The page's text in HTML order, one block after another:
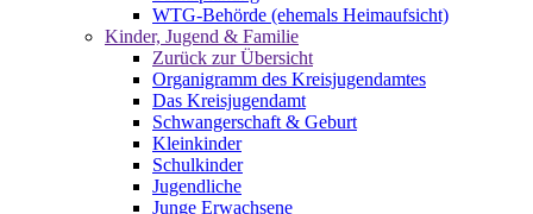
WTG-Behörde (ehemals Heimaufsicht)
Kinder, Jugend & Familie
Zurück zur Übersicht
Organigramm des Kreisjugendamtes
Das Kreisjugendamt
Schwangerschaft & Geburt
Kleinkinder
Schulkinder
Jugendliche
Junge Erwachsene